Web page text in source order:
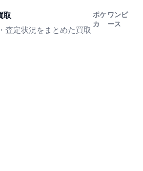
取
査定状況をまとめた買取
ポケ
カ
ワンピ
ース